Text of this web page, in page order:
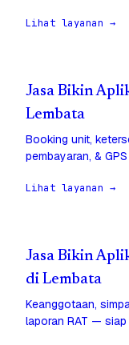
Lihat layanan →
Jasa Bikin
Lembata
Booking unit,
pembayaran, &
Lihat layanan →
Jasa Bikin
di Lembata
Keanggotaan,
laporan RAT — siap